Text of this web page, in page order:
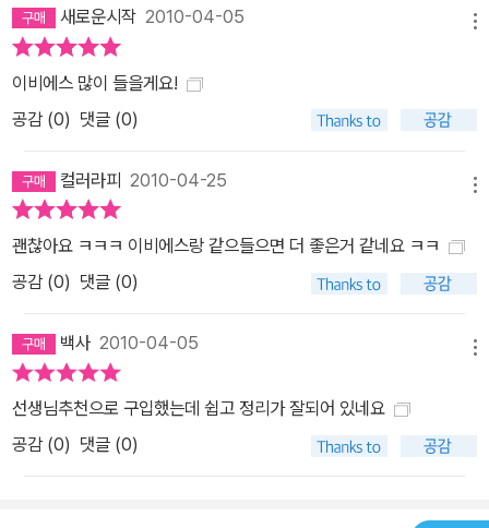
새로운시작 2010-04-05
이비에스 많이 들을게요!
공감 (0) 댓글 (0)
컬러라피 2010-04-25
괜찮아요 ㅋㅋㅋ 이비에스랑 같으들으면 더 좋은거 같네요 ㅋㅋ
공감 (0) 댓글 (0)
백사 2010-04-05
선생님추천으로 구입했는데 쉽고 정리가 잘되어 있네요
공감 (0) 댓글 (0)